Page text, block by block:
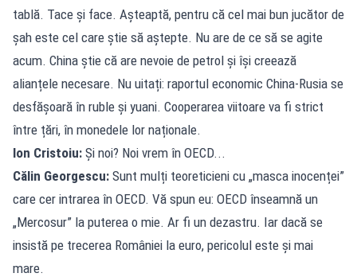
tablă. Tace și face. Așteaptă, pentru că cel mai bun jucător de
șah este cel care știe să aștepte. Nu are de ce să se agite
acum. China știe că are nevoie de petrol și își creează
alianțele necesare. Nu uitați: raportul economic China-Rusia se
desfășoară în ruble și yuani. Cooperarea viitoare va fi strict
între țări, în monedele lor naționale.
Ion Cristoiu: Și noi? Noi vrem în OECD...
Călin Georgescu: Sunt mulți teoreticieni cu „masca inocenței”
care cer intrarea în OECD. Vă spun eu: OECD înseamnă un
„Mercosur” la puterea o mie. Ar fi un dezastru. Iar dacă se
insistă pe trecerea României la euro, pericolul este și mai
mare.